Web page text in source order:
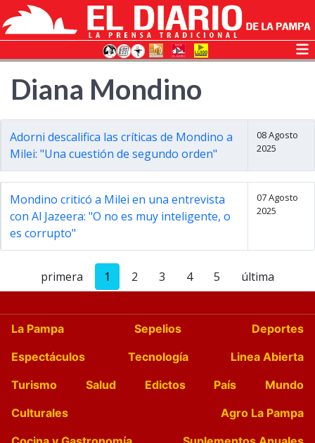
Diana Mondino
Adorni descalifica las críticas de Mondino a
Milei: "Una cuestión de segundo orden"
08 Agosto
2025
Mondino criticó a Milei en una entrevista
con Al Jazeera: "O no es muy inteligente, o
es corrupto"
07 Agosto
2025
primera 1 2 3 4 5 última
La Pampa Sepelios
Deportes
Espectáculos
Tecnología
Linea Abierta
Turismo
Salud Edictos País
Mundo
Culturales
Agro La Pampa